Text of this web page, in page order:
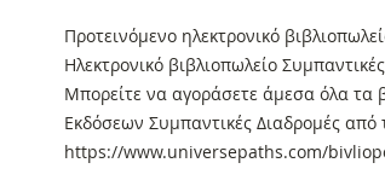
Προτεινόμενο ηλεκτρονικό
Ηλεκτρονικό βιβλιοπωλείο
Μπορείτε να αγοράσετε άμεσα όλα τα
Εκδόσεων Συμπαντικές Διαδρομές από
https://www.universepaths.com/